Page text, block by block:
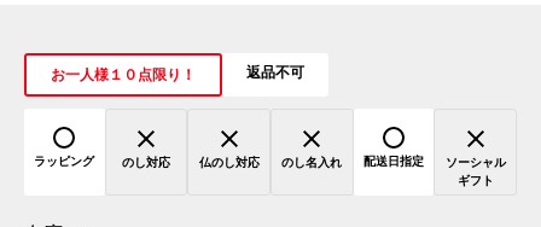
お一人様１０点限り！ 返品不可
ラッピング のし対応 仏のし対応 のし名入れ 配送日指定
ソーシャル
ギフト